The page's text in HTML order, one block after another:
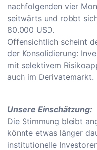
nachfolgenden vier
seitwärts und robbt
80.000 USD.
Offensichtlich scheint
der Konsolidierung:
mit selektivem
auch im Derivatemarkt.
Unsere Einschätzung:
Die Stimmung bleibt
könnte etwas länger
institutionelle